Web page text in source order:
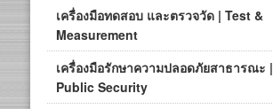
เครื่องมือทดสอบ และตรวจวัด | Test &
Measurement
เครื่องมือรักษาความปลอดภัยสาธารณะ |
Public Security